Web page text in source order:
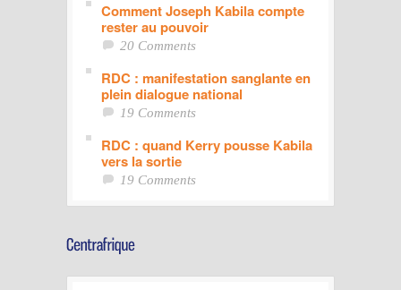
Comment Joseph Kabila compte
rester au pouvoir
20 Comments
RDC : manifestation sanglante en
plein dialogue national
19 Comments
RDC : quand Kerry pousse Kabila
vers la sortie
19 Comments